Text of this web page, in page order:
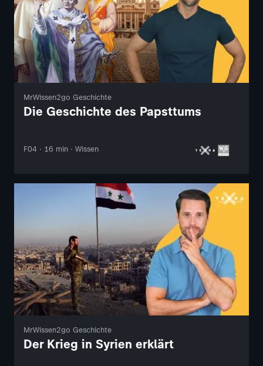
MrWissen2go Geschichte
Die Geschichte des Papsttums
F04 · 16 min · Wissen
MrWissen2go Geschichte
Der Krieg in Syrien erklärt